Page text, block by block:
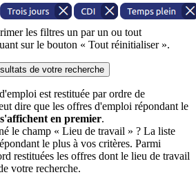
les filtres un par un ou tout
sur le bouton « Tout réinitialiser ».
de votre recherche
est restituée par ordre de
dire que les offres d'emploi répondant le
s'affichent en premier.
le champ « Lieu de travail » ? La liste
le plus à vos critères. Parmi
restituées les offres dont le lieu de travail
votre recherche.